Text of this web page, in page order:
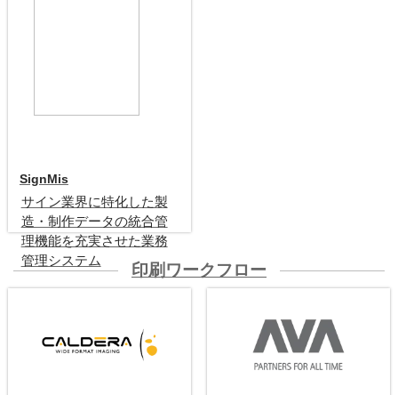
SignMis
サイン業界に特化した製
造・制作データの統合管
理機能を充実させた業務
管理システム
印刷ワークフロー